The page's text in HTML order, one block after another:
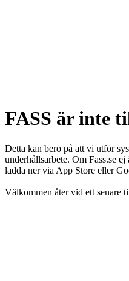
FASS är inte
Detta kan bero på att vi utför
underhållsarbete. Om Fass.se
ladda ner via App Store eller
Välkommen åter vid ett senare